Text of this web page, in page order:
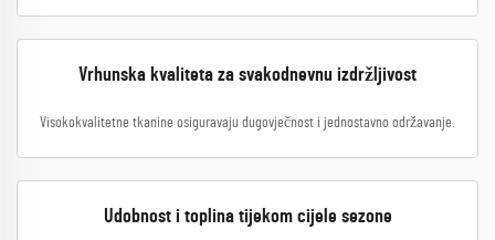
Vrhunska kvaliteta za svakodnevnu izdržljivost
Visokokvalitetne tkanine osiguravaju dugovječnost i jednostavno održavanje.
Udobnost i toplina tijekom cijele sezone